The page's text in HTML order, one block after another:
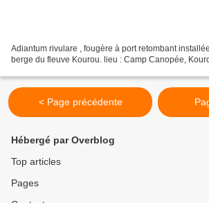
Adiantum rivulare , fougère à port retombant
berge du fleuve Kourou. lieu : Camp Canopée,
< Page précédente
Hébergé par Overblog
Top articles
Pages